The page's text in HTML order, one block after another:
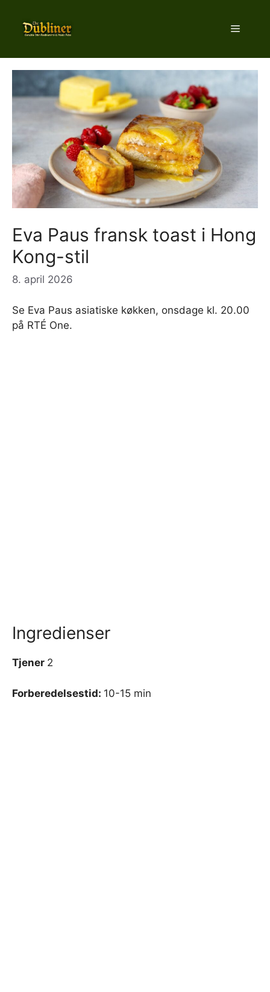
indhold
Menu
Eva Paus fransk toast i Hong
Kong-stil
8. april 2026
Se Eva Paus asiatiske køkken, onsdage kl. 20.00
på RTÉ One.
Ingredienser
Tjener 2
Forberedelsestid: 10-15 min